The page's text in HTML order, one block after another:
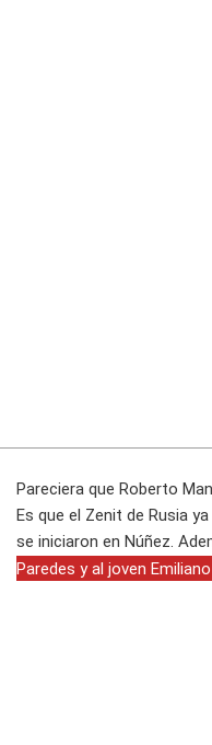
Pareciera que Roberto
Es que el Zenit de Rusia
se iniciaron en Núñez.
Paredes y al joven Emiliano